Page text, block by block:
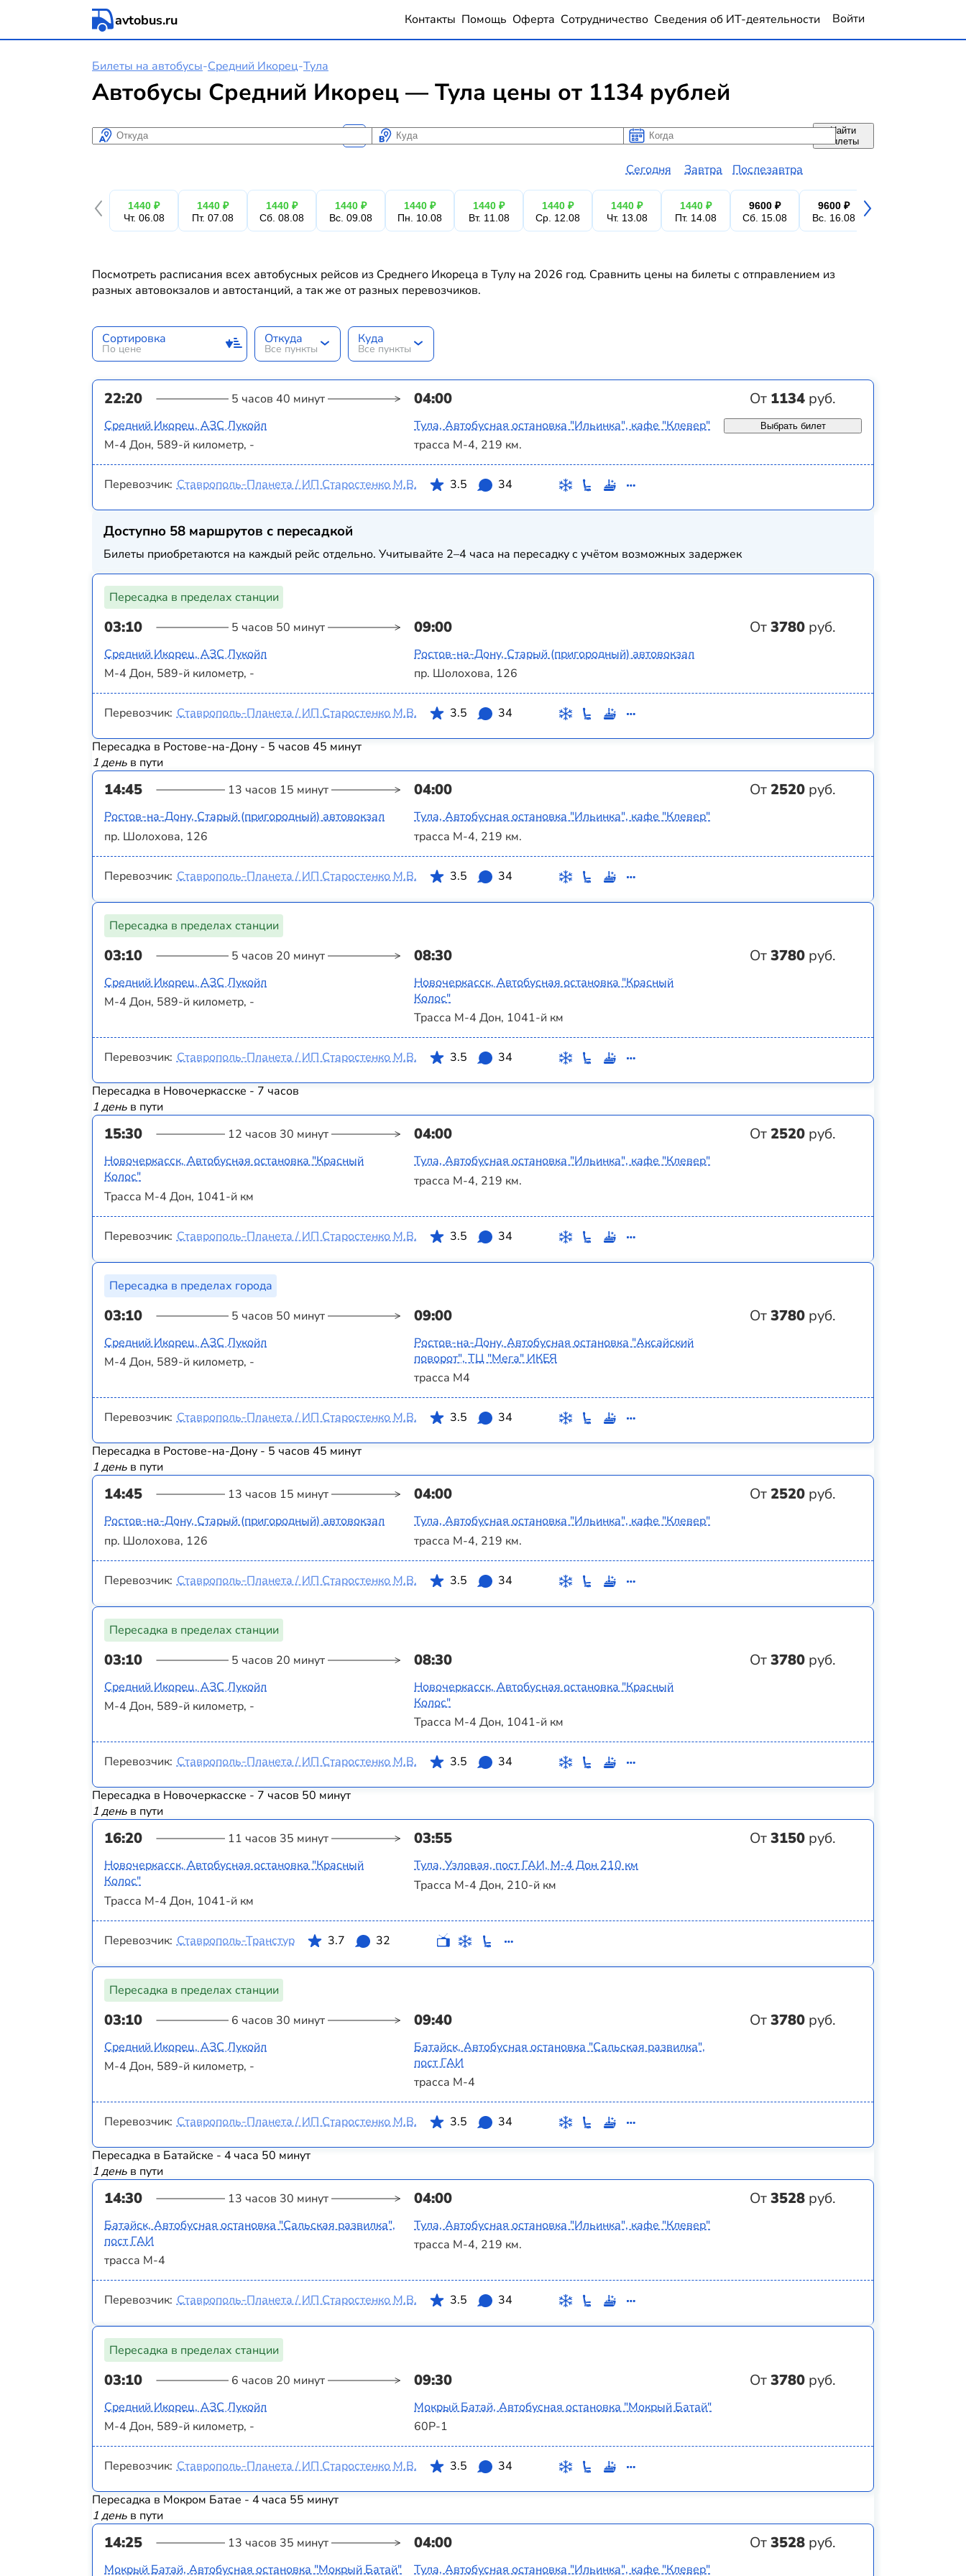
avtobus.ru Контакты Помощь Оферта Сотрудничество Сведения об ИТ-деятельности Войти
Билеты на автобусы-Средний Икорец-Тула
Автобусы Средний Икорец — Тула цены от 1134 рублей
Откуда Куда Когда
Когда
Сегодня Завтра Послезавтра
Найти
билеты
1440 ₽
Чт. 06.08
1440 ₽
Пт. 07.08
1440 ₽
Сб. 08.08
1440 ₽
Вс. 09.08
1440 ₽
Пн. 10.08
1440 ₽
Вт. 11.08
1440 ₽
Ср. 12.08
1440 ₽
Чт. 13.08
1440 ₽
Пт. 14.08
9600 ₽
Сб. 15.08
9600 ₽
Вс. 16.08
Посмотреть расписания всех автобусных рейсов из Среднего Икореца в Тулу на 2026 год. Сравнить цены на билеты с отправлением из
разных автовокзалов и автостанций, а так же от разных перевозчиков.
Сортировка
По цене
Откуда
Все пункты
Куда
Все пункты
22:20 5 часов 40 минут 04:00 От 1134 руб.
Средний Икорец, АЗС Лукойл
М-4 Дон, 589-й километр, -
Тула, Автобусная остановка "Ильинка", кафе "Клевер"
трасса М-4, 219 км.
Выбрать билет
Перевозчик: Ставрополь-Планета / ИП Старостенко М.В. 3.5 34
Доступно 58 маршрутов с пересадкой
Билеты приобретаются на каждый рейс отдельно. Учитывайте 2–4 часа на пересадку с учётом возможных задержек
Пересадка в пределах станции
03:10 5 часов 50 минут 09:00 От3780 руб.
Средний Икорец, АЗС Лукойл
М-4 Дон, 589-й километр, -
Ростов-на-Дону, Старый (пригородный) автовокзал
пр. Шолохова, 126
Перевозчик: Ставрополь-Планета / ИП Старостенко М.В. 3.5 34
Пересадка в Ростове-на-Дону - 5 часов 45 минут
1 день в пути
14:45 13 часов 15 минут 04:00 От2520 руб.
Ростов-на-Дону, Старый (пригородный) автовокзал
пр. Шолохова, 126
Тула, Автобусная остановка "Ильинка", кафе "Клевер"
трасса М-4, 219 км.
Перевозчик: Ставрополь-Планета / ИП Старостенко М.В. 3.5 34
Пересадка в пределах станции
03:10 5 часов 20 минут 08:30 От3780 руб.
Средний Икорец, АЗС Лукойл
М-4 Дон, 589-й километр, -
Новочеркасск, Автобусная остановка "Красный
Колос"
Трасса М-4 Дон, 1041-й км
Перевозчик: Ставрополь-Планета / ИП Старостенко М.В. 3.5 34
Пересадка в Новочеркасске - 7 часов
1 день в пути
15:30 12 часов 30 минут 04:00 От2520 руб.
Новочеркасск, Автобусная остановка "Красный
Колос"
Трасса М-4 Дон, 1041-й км
Тула, Автобусная остановка "Ильинка", кафе "Клевер"
трасса М-4, 219 км.
Перевозчик: Ставрополь-Планета / ИП Старостенко М.В. 3.5 34
Пересадка в пределах города
03:10 5 часов 50 минут 09:00 От3780 руб.
Средний Икорец, АЗС Лукойл
М-4 Дон, 589-й километр, -
Ростов-на-Дону, Автобусная остановка "Аксайский
поворот", ТЦ "Мега" ИКЕЯ
трасса М4
Перевозчик: Ставрополь-Планета / ИП Старостенко М.В. 3.5 34
Пересадка в Ростове-на-Дону - 5 часов 45 минут
1 день в пути
14:45 13 часов 15 минут 04:00 От2520 руб.
Ростов-на-Дону, Старый (пригородный) автовокзал
пр. Шолохова, 126
Тула, Автобусная остановка "Ильинка", кафе "Клевер"
трасса М-4, 219 км.
Перевозчик: Ставрополь-Планета / ИП Старостенко М.В. 3.5 34
Пересадка в пределах станции
03:10 5 часов 20 минут 08:30 От3780 руб.
Средний Икорец, АЗС Лукойл
М-4 Дон, 589-й километр, -
Новочеркасск, Автобусная остановка "Красный
Колос"
Трасса М-4 Дон, 1041-й км
Перевозчик: Ставрополь-Планета / ИП Старостенко М.В. 3.5 34
Пересадка в Новочеркасске - 7 часов 50 минут
1 день в пути
16:20 11 часов 35 минут 03:55 От3150 руб.
Новочеркасск, Автобусная остановка "Красный
Колос"
Трасса М-4 Дон, 1041-й км
Тула, Узловая, пост ГАИ, М-4 Дон 210 км
Трасса М-4 Дон, 210-й км
Перевозчик: Ставрополь-Транстур 3.7 32
Пересадка в пределах станции
03:10 6 часов 30 минут 09:40 От3780 руб.
Средний Икорец, АЗС Лукойл
М-4 Дон, 589-й километр, -
Батайск, Автобусная остановка "Сальская развилка",
пост ГАИ
трасса М-4
Перевозчик: Ставрополь-Планета / ИП Старостенко М.В. 3.5 34
Пересадка в Батайске - 4 часа 50 минут
1 день в пути
14:30 13 часов 30 минут 04:00 От3528 руб.
Батайск, Автобусная остановка "Сальская развилка",
пост ГАИ
трасса М-4
Тула, Автобусная остановка "Ильинка", кафе "Клевер"
трасса М-4, 219 км.
Перевозчик: Ставрополь-Планета / ИП Старостенко М.В. 3.5 34
Пересадка в пределах станции
03:10 6 часов 20 минут 09:30 От3780 руб.
Средний Икорец, АЗС Лукойл
М-4 Дон, 589-й километр, -
Мокрый Батай, Автобусная остановка "Мокрый Батай"
60Р-1
Перевозчик: Ставрополь-Планета / ИП Старостенко М.В. 3.5 34
Пересадка в Мокром Батае - 4 часа 55 минут
1 день в пути
14:25 13 часов 35 минут 04:00 От3528 руб.
Мокрый Батай, Автобусная остановка "Мокрый Батай" Тула, Автобусная остановка "Ильинка", кафе "Клевер"